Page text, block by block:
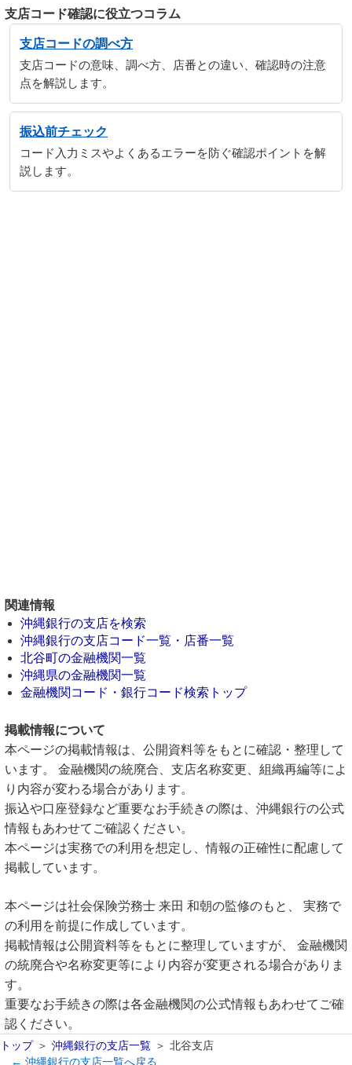
支店コード確認に役立つコラム
支店コードの調べ方
支店コードの意味、調べ方、店番との違い、確認時の注意
点を解説します。
振込前チェック
コード入力ミスやよくあるエラーを防ぐ確認ポイントを解
説します。
関連情報
沖縄銀行の支店を検索
沖縄銀行の支店コード一覧・店番一覧
北谷町の金融機関一覧
沖縄県の金融機関一覧
金融機関コード・銀行コード検索トップ
掲載情報について
本ページの掲載情報は、公開資料等をもとに確認・整理して
います。 金融機関の統廃合、支店名称変更、組織再編等によ
り内容が変わる場合があります。
振込や口座登録など重要なお手続きの際は、沖縄銀行の公式
情報もあわせてご確認ください。
本ページは実務での利用を想定し、情報の正確性に配慮して
掲載しています。
本ページは社会保険労務士 来田 和朝の監修のもと、 実務で
の利用を前提に作成しています。
掲載情報は公開資料等をもとに整理していますが、 金融機関
の統廃合や名称変更等により内容が変更される場合がありま
す。
重要なお手続きの際は各金融機関の公式情報もあわせてご確
認ください。
トップ 沖縄銀行の支店一覧
北谷支店
← 沖縄銀行の支店一覧へ戻る